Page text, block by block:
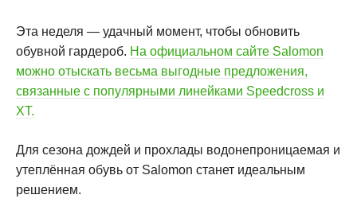
Эта неделя — удачный момент, чтобы обновить
обувной гардероб. На официальном сайте Salomon
можно отыскать весьма выгодные предложения,
связанные с популярными линейками Speedcross и
XT.
Для сезона дождей и прохлады водонепроницаемая и
утеплённая обувь от Salomon станет идеальным
решением.